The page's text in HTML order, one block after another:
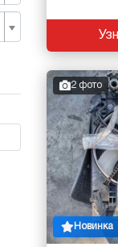
2 фото
Новинка